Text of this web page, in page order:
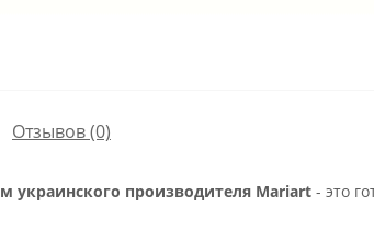
Отзывов (0)
украинского производителя Mariart - это